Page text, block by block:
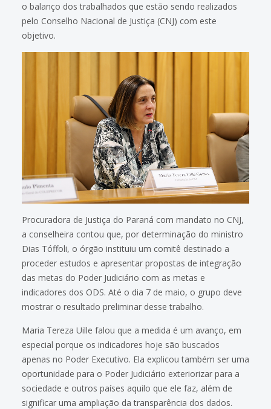
o balanço dos trabalhados que estão sendo realizados
pelo Conselho Nacional de Justiça (CNJ) com este
objetivo.
Procuradora de Justiça do Paraná com mandato no CNJ,
a conselheira contou que, por determinação do ministro
Dias Tóffoli, o órgão instituiu um comitê destinado a
proceder estudos e apresentar propostas de integração
das metas do Poder Judiciário com as metas e
indicadores dos ODS. Até o dia 7 de maio, o grupo deve
mostrar o resultado preliminar desse trabalho.
Maria Tereza Uille falou que a medida é um avanço, em
especial porque os indicadores hoje são buscados
apenas no Poder Executivo. Ela explicou também ser uma
oportunidade para o Poder Judiciário exteriorizar para a
sociedade e outros países aquilo que ele faz, além de
significar uma ampliação da transparência dos dados.